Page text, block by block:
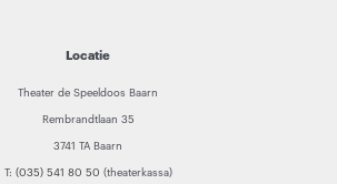
Locatie
Theater de Speeldoos Baarn
Rembrandtlaan 35
3741 TA Baarn
T: (035) 541 80 50 (theaterkassa)